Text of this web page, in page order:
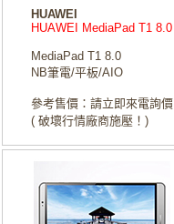
HUAWEI
HUAWEI MediaPad T1 8.0
MediaPad T1 8.0
NB筆電/平板/AIO
參考售價：請立即來電詢價
( 破壞行情廠商施壓！)